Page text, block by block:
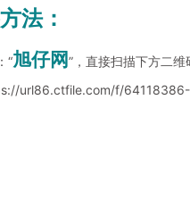
法：
“旭仔网”，直接扫描下方二维
url86.ctfile.com/f/